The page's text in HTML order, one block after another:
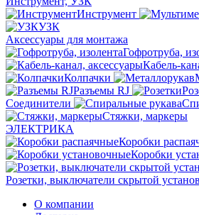
Инструмент
УЗК
Аксессуары для монтажа
Гофротруба,
Кабель-
Колпачки
Разъемы RJ
Соединители
Стяжки, маркеры
ЭЛЕКТРИКА
Коробки
Коробки
Розетки, выключатели скрытой
О компании